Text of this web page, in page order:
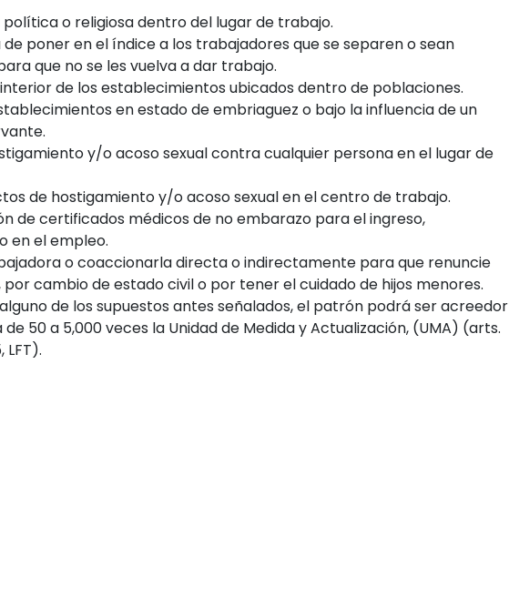
o religiosa dentro del lugar de trabajo.
poner en el índice a los trabajadores que se separen o sean
que no se les vuelva a dar trabajo.
de los establecimientos ubicados dentro de poblaciones.
en estado de embriaguez o bajo la influencia de un
y/o acoso sexual contra cualquier persona en el lugar de
de hostigamiento y/o acoso sexual en el centro de trabajo.
de certificados médicos de no embarazo para el ingreso,
en el empleo.
o coaccionarla directa o indirectamente para que renuncie
cambio de estado civil o por tener el cuidado de hijos menores.
de los supuestos antes señalados, el patrón podrá ser acreedor
50 a 5,000 veces la Unidad de Medida y Actualización, (UMA) (arts.
LFT).